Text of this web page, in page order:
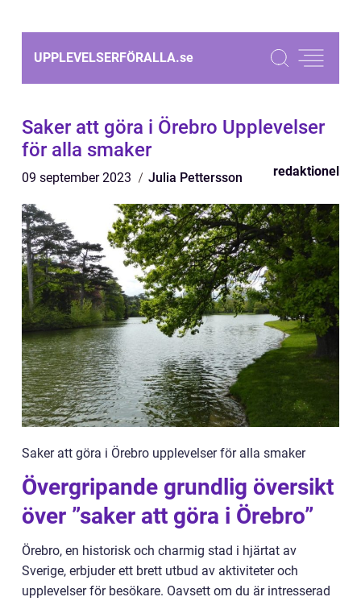
UPPLEVELSERFÖRALLA.se
Saker att göra i Örebro Upplevelser
för alla smaker
09 september 2023 Julia Pettersson redaktionel
Saker att göra i Örebro upplevelser för alla smaker
Övergripande grundlig översikt
över ”saker att göra i Örebro”
Örebro, en historisk och charmig stad i hjärtat av
Sverige, erbjuder ett brett utbud av aktiviteter och
upplevelser för besökare. Oavsett om du är intresserad